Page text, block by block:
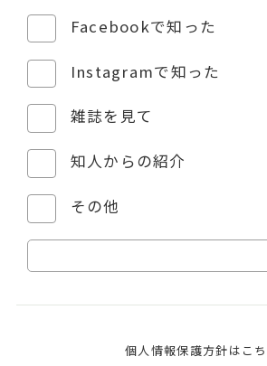
Facebookで知った
Instagramで知った
雑誌を見て
知人からの紹介
その他
個人情報保護方針はこ